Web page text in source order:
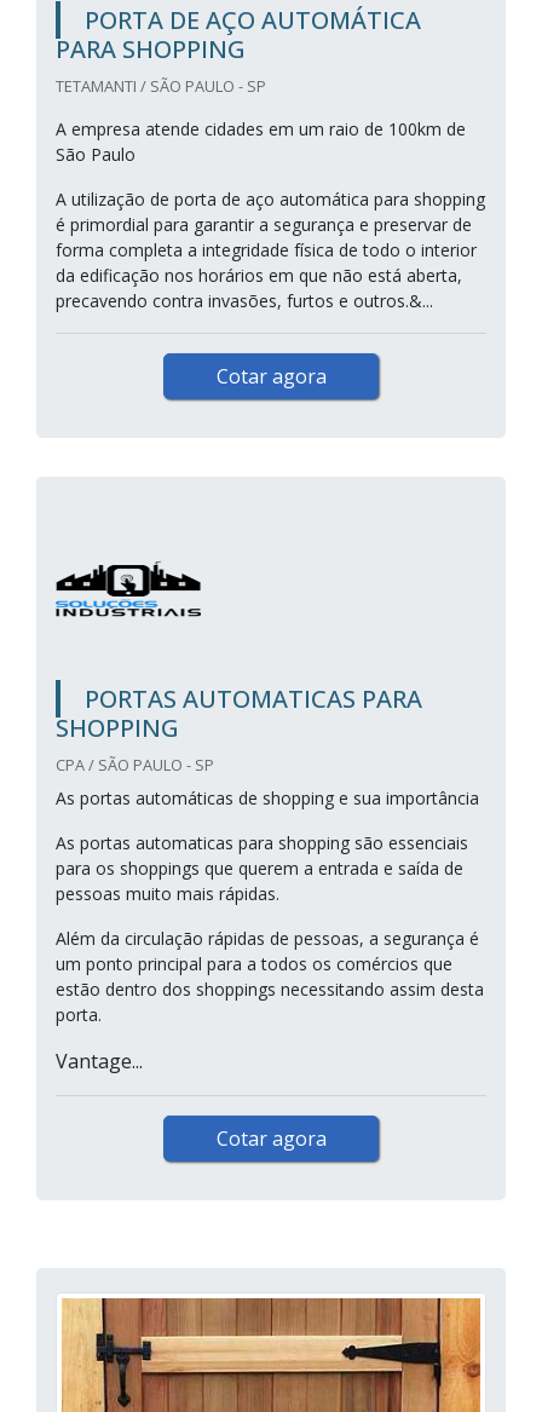
PORTA DE AÇO AUTOMÁTICA
PARA SHOPPING
TETAMANTI / SÃO PAULO - SP
A empresa atende cidades em um raio de 100km de
São Paulo
A utilização de porta de aço automática para shopping
é primordial para garantir a segurança e preservar de
forma completa a integridade física de todo o interior
da edificação nos horários em que não está aberta,
precavendo contra invasões, furtos e outros.&...
Cotar agora
PORTAS AUTOMATICAS PARA
SHOPPING
CPA / SÃO PAULO - SP
As portas automáticas de shopping e sua importância
As portas automaticas para shopping são essenciais
para os shoppings que querem a entrada e saída de
pessoas muito mais rápidas.
Além da circulação rápidas de pessoas, a segurança é
um ponto principal para a todos os comércios que
estão dentro dos shoppings necessitando assim desta
porta.
Vantage...
Cotar agora